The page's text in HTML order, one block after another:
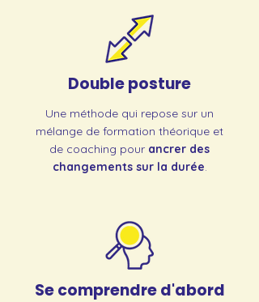
Double posture
Une méthode qui repose sur un
mélange de formation théorique et
de coaching pour ancrer des
changements sur la durée.
Se comprendre d'abord